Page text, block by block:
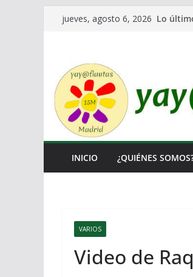
Saltarjueves, agosto 6, 2026 Lo
INICIO ¿QUIÉNES
VARIOS
Video de